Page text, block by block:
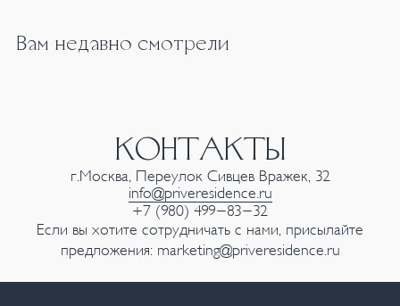
Вам недавно смотрели
КОНТАКТЫ
г.Москва, Переулок Сивцев Вражек, 32
info@priveresidence.ru
+7 (980) 499-83-32
Если вы хотите сотрудничать с нами, присылайте
предложения: marketing@priveresidence.ru